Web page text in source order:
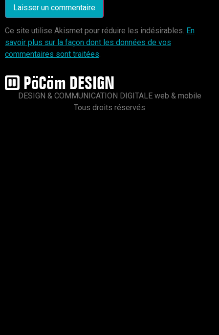
Ce site utilise Akismet pour réduire les indésirables. En
savoir plus sur la façon dont les données de vos
commentaires sont traitées.
DESIGN & COMMUNICATION DIGITALE web & mobile
Tous droits réservés